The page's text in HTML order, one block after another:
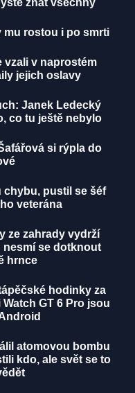
znát všechny
mu rostou i po smrti
vzali v naprostém
jejich oslavy
Janek Ledecký
co tu ještě nebylo
si rýpla do
chybu, pustil se šéf
veterána
ze zahrady vydrží
nesmí se dotknout
hrnce
hodinky za
GT 6 Pro jsou
atomovou bombu
kdo, ale svět se to